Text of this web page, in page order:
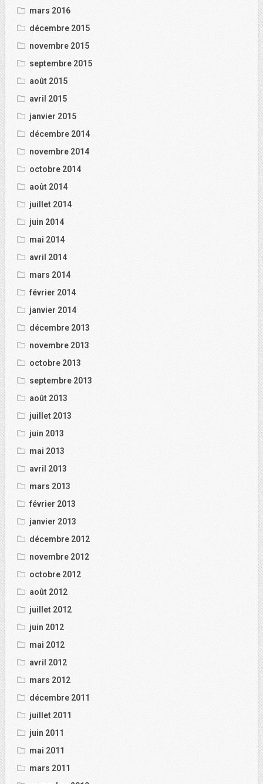
mars 2016
décembre 2015
novembre 2015
septembre 2015
août 2015
avril 2015
janvier 2015
décembre 2014
novembre 2014
octobre 2014
août 2014
juillet 2014
juin 2014
mai 2014
avril 2014
mars 2014
février 2014
janvier 2014
décembre 2013
novembre 2013
octobre 2013
septembre 2013
août 2013
juillet 2013
juin 2013
mai 2013
avril 2013
mars 2013
février 2013
janvier 2013
décembre 2012
novembre 2012
octobre 2012
août 2012
juillet 2012
juin 2012
mai 2012
avril 2012
mars 2012
décembre 2011
juillet 2011
juin 2011
mai 2011
mars 2011